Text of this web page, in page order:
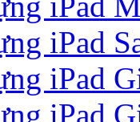
iPad
iPad
iPad